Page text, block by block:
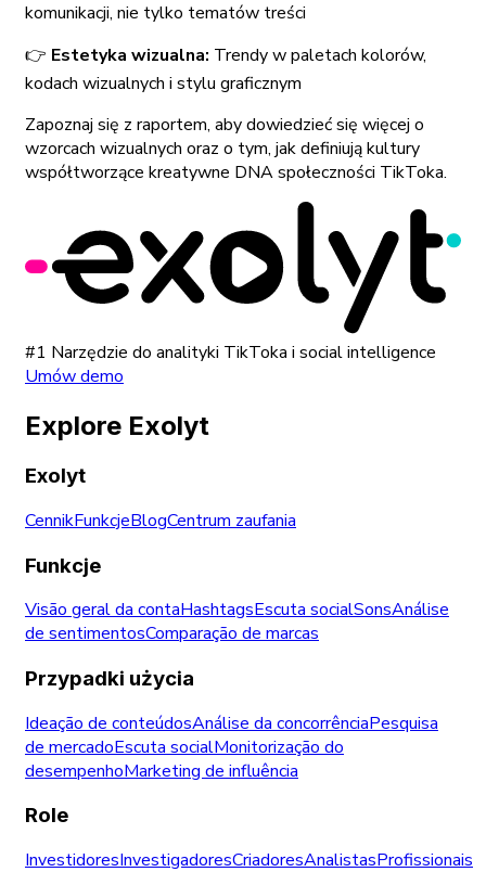
komunikacji, nie tylko tematów treści
👉 Estetyka wizualna: Trendy w paletach kolorów,
kodach wizualnych i stylu graficznym
Zapoznaj się z raportem, aby dowiedzieć się więcej o
wzorcach wizualnych oraz o tym, jak definiują kultury
współtworzące kreatywne DNA społeczności TikToka.
#1 Narzędzie do analityki TikToka i social intelligence
Umów demo
Explore Exolyt
Exolyt
CennikFunkcjeBlogCentrum zaufania
Funkcje
Visão geral da contaHashtagsEscuta socialSonsAnálise
de sentimentosComparação de marcas
Przypadki użycia
Ideação de conteúdosAnálise da concorrênciaPesquisa
de mercadoEscuta socialMonitorização do
desempenhoMarketing de influência
Role
InvestidoresInvestigadoresCriadoresAnalistasProfissionais